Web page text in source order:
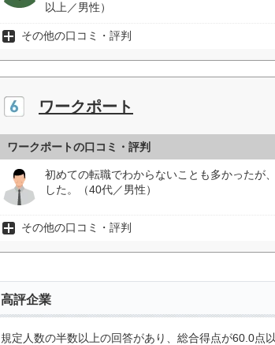
以上／男性）
その他の口コミ・評判
ワークポート
ワークポートの口コミ・評判
初めての転職でわからないことも多かったが
した。（40代／男性）
その他の口コミ・評判
高評企業
規定人数の半数以上の回答があり、総合得点が60.0点